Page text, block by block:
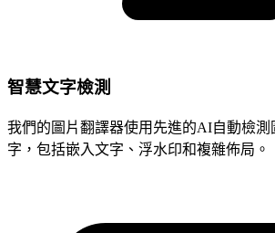
智慧文字檢測
我們的圖片翻譯器使用先進的AI自動檢測
字，包括嵌入文字、浮水印和複雜佈局。